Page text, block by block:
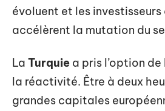
évoluent et les
accélèrent la mutation du
La Turquie a pris l’option
la réactivité. Être à deux
grandes capitales